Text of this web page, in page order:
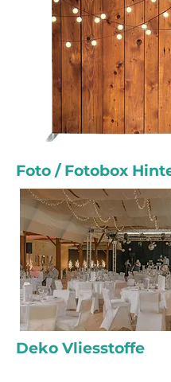
Foto / Fotobox
Deko Vliesstoffe